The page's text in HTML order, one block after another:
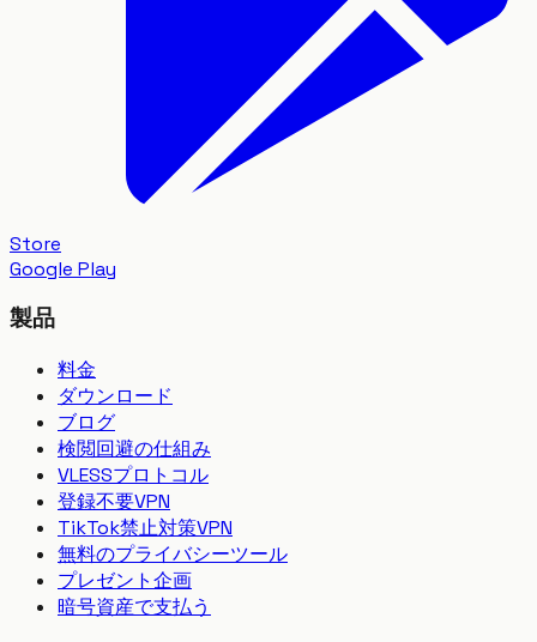
Store
Google Play
製品
料金
ダウンロード
ブログ
検閲回避の仕組み
VLESSプロトコル
登録不要VPN
TikTok禁止対策VPN
無料のプライバシーツール
プレゼント企画
暗号資産で支払う